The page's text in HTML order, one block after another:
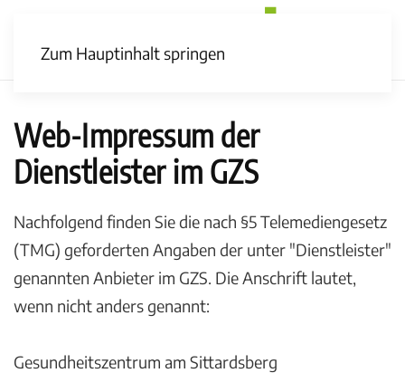
Zum Hauptinhalt springen
Web-Impressum der
Dienstleister im GZS
Nachfolgend finden Sie die nach §5 Telemediengesetz
(TMG) geforderten Angaben der unter "Dienstleister"
genannten Anbieter im GZS. Die Anschrift lautet,
wenn nicht anders genannt:
Gesundheitszentrum am Sittardsberg